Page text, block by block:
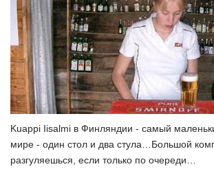
Kuappi Iisalmi в Финляндии - самый
мире - один стол и два стула…Большой
разгуляешься, если только по очереди…